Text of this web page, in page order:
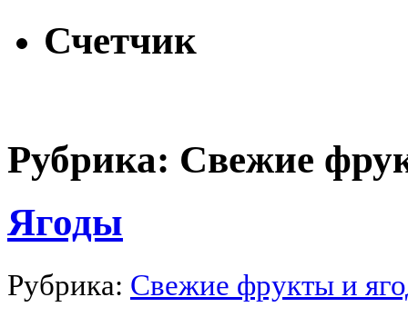
Счетчик
Рубрика: Свежие
Ягоды
Рубрика: Свежие фрукты и